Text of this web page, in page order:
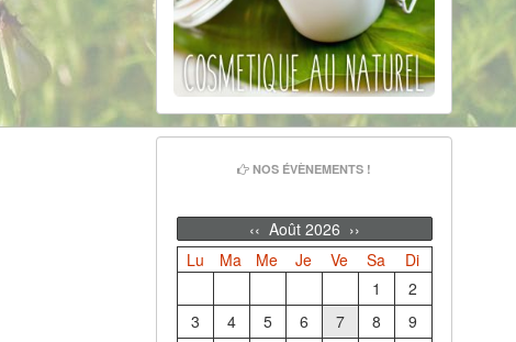
NOS ÉVÈNEMENTS !
‹‹ Août 2026 ››
Lu
Ma Me Je Ve Sa
Di
1
2
3
4 5 6 7 8
9